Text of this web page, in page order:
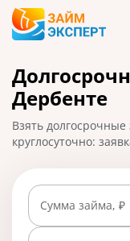
Карты
Кредиты
Ипотека
Вклады
Дербенте
Взять
круглосуточно:
микрофинансовых
можно получить
ставке. На
Сумма займа, ₽